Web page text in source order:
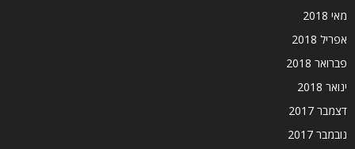
מאי 2018
אפריל 2018
פברואר 2018
ינואר 2018
דצמבר 2017
נובמבר 2017